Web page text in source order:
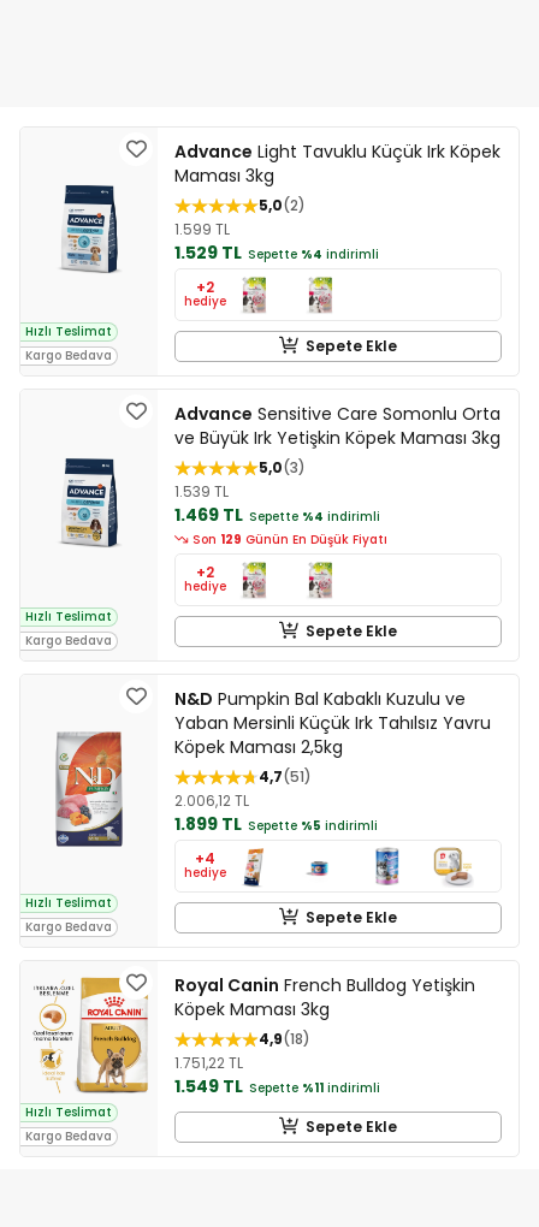
Hızlı Teslimat
Kargo Bedava
Advance Light Tavuklu Küçük Irk Köpek
Maması 3kg
5,0 2
1.599 TL
1.529 TL Sepette %4 indirimli
+2
hediye
Sepete Ekle
Hızlı Teslimat
Kargo Bedava
Advance Sensitive Care Somonlu Orta
ve Büyük Irk Yetişkin Köpek Maması 3kg
5,0 3
1.539 TL
1.469 TL Sepette %4 indirimli
Son 129 Günün En Düşük Fiyatı
+2
hediye
Sepete Ekle
Hızlı Teslimat
Kargo Bedava
N&D Pumpkin Bal Kabaklı Kuzulu ve
Yaban Mersinli Küçük Irk Tahılsız Yavru
Köpek Maması 2,5kg
4,7 51
2.006,12 TL
1.899 TL Sepette %5 indirimli
+4
hediye
Sepete Ekle
Hızlı Teslimat
Kargo Bedava
Royal Canin French Bulldog Yetişkin
Köpek Maması 3kg
4,9 18
1.751,22 TL
1.549 TL Sepette %11 indirimli
Sepete Ekle